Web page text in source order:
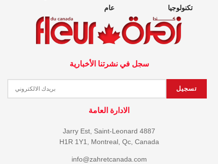
تكنولوجيا
عام
سجل في نشرتنا الأخبارية
الادارة العامة
4887 Jarry Est, Saint-Leonard
H1R 1Y1, Montreal, Qc, Canada
info@zahretcanada.com